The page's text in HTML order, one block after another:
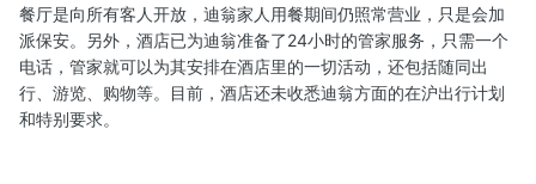
餐厅是向所有客人开放，迪翁家人用餐期间仍照常营业，只是会加
派保安。另外，酒店已为迪翁准备了24小时的管家服务，只需一个
电话，管家就可以为其安排在酒店里的一切活动，还包括随同出
行、游览、购物等。目前，酒店还未收悉迪翁方面的在沪出行计划
和特别要求。